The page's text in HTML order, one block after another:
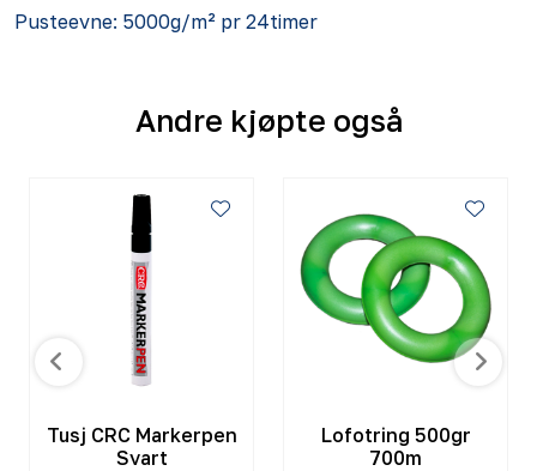
Pusteevne: 5000g/m² pr 24timer
Andre kjøpte også
Tusj CRC Markerpen
Svart
Lofotring 500gr
700m